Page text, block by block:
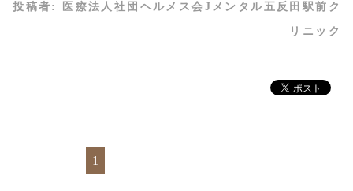
投稿者: 医療法人社団ヘルメス会Jメンタル五反田駅前ク
リニック
1